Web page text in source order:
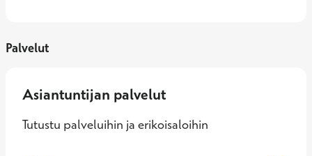
Palvelut
Asiantuntijan palvelut
Tutustu palveluihin ja erikoisaloihin